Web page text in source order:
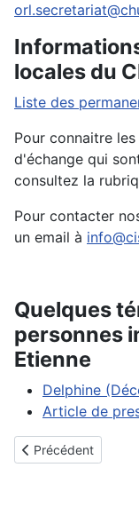
locales du
Liste des
Pour connaitre
d'échange qui
consultez la
Pour contacter
un email à
Quelques
personnes
Etienne
Delphine
Article de
Article précédent :
Précédent